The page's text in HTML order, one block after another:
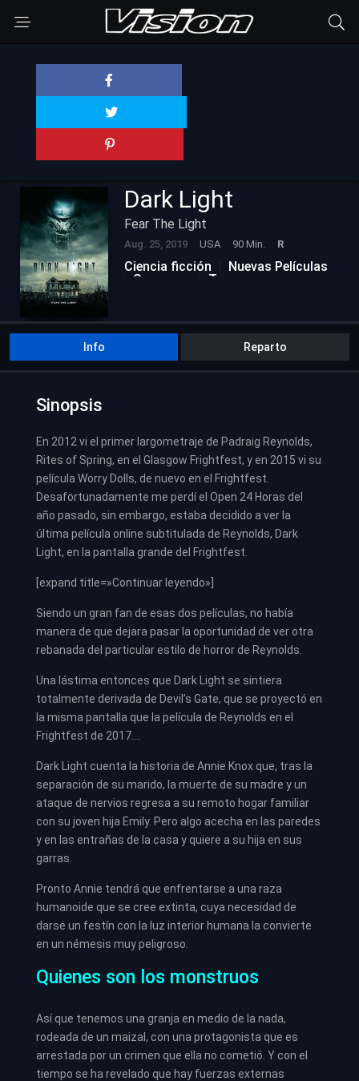
Dark Light
Fear The Light
Aug. 25, 2019 USA 90 Min. R
Ciencia ficción
Nuevas Películas
Suspenso
Terror
Info Reparto
Sinopsis
En 2012 vi el primer largometraje de Padraig Reynolds,
Rites of Spring, en el Glasgow Frightfest, y en 2015 vi su
película Worry Dolls, de nuevo en el Frightfest.
Desafortunadamente me perdí el Open 24 Horas del
año pasado, sin embargo, estaba decidido a ver la
última película online subtitulada de Reynolds, Dark
Light, en la pantalla grande del Frightfest.
[expand title=»Continuar leyendo»]
Siendo un gran fan de esas dos películas, no había
manera de que dejara pasar la oportunidad de ver otra
rebanada del particular estilo de horror de Reynolds.
Una lástima entonces que Dark Light se sintiera
totalmente derivada de Devil’s Gate, que se proyectó en
la misma pantalla que la película de Reynolds en el
Frightfest de 2017….
Dark Light cuenta la historia de Annie Knox que, tras la
separación de su marido, la muerte de su madre y un
ataque de nervios regresa a su remoto hogar familiar
con su joven hija Emily. Pero algo acecha en las paredes
y en las entrañas de la casa y quiere a su hija en sus
garras.
Pronto Annie tendrá que enfrentarse a una raza
humanoide que se cree extinta, cuya necesidad de
darse un festín con la luz interior humana la convierte
en un némesis muy peligroso.
Quienes son los monstruos
Así que tenemos una granja en medio de la nada,
rodeada de un maizal, con una protagonista que es
arrestada por un crimen que ella no cometió. Y con el
tiempo se ha revelado que hay fuerzas externas